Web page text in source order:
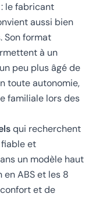
: le fabricant
aussi bien
Son format
à un
peu plus âgé de
toute autonomie,
familiale lors des
qui recherchent
et
un modèle haut
ABS et les 8
et de